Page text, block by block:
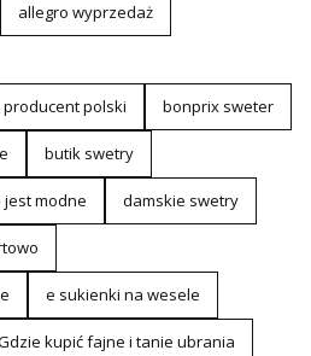
allegro wyprzedaż
polski bonprix sweter
butik swetry
jest modne damskie swetry
e sukienki na wesele
kupić fajne i tanie ubrania